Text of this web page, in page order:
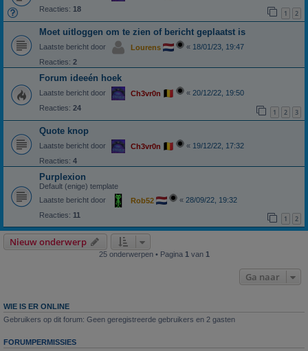
Reacties: 18 1 2
Moet uitloggen om te zien of bericht geplaatst is
Laatste bericht door Lourens « 18/01/23, 19:47
Reacties: 2
Forum ideeén hoek
Laatste bericht door Ch3vr0n « 20/12/22, 19:50
Reacties: 24 1 2 3
Quote knop
Laatste bericht door Ch3vr0n « 19/12/22, 17:32
Reacties: 4
Purplexion
Default (enige) template
Laatste bericht door
Rob52 « 28/09/22, 19:32
Reacties: 11 1 2
Nieuw onderwerp
25 onderwerpen • Pagina 1 van 1
Ga naar
WIE IS ER ONLINE
Gebruikers op dit forum: Geen geregistreerde gebruikers en 2 gasten
FORUMPERMISSIES